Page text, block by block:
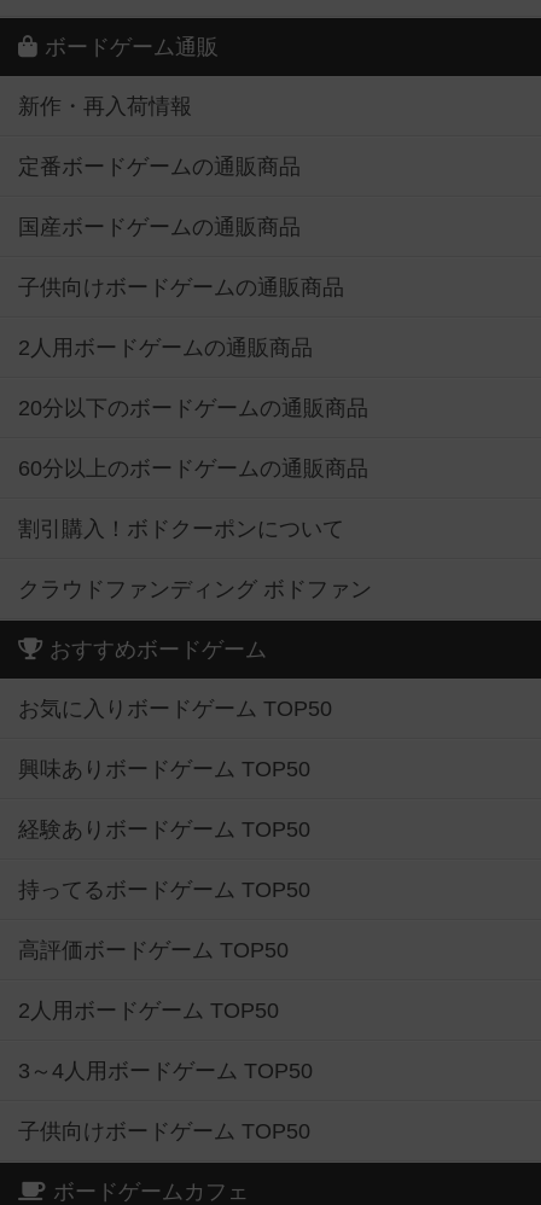
ボードゲーム通販
新作・再入荷情報
定番ボードゲームの通販商品
国産ボードゲームの通販商品
子供向けボードゲームの通販商品
2人用ボードゲームの通販商品
20分以下のボードゲームの通販商品
60分以上のボードゲームの通販商品
割引購入！ボドクーポンについて
クラウドファンディング ボドファン
おすすめボードゲーム
お気に入りボードゲーム TOP50
興味ありボードゲーム TOP50
経験ありボードゲーム TOP50
持ってるボードゲーム TOP50
高評価ボードゲーム TOP50
2人用ボードゲーム TOP50
3～4人用ボードゲーム TOP50
子供向けボードゲーム TOP50
ボードゲームカフェ